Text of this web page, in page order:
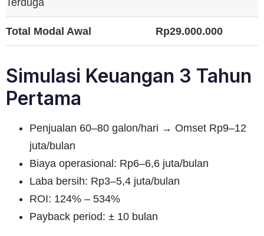
Terduga
Total Modal Awal Rp29.000.000
Simulasi Keuangan 3 Tahun
Pertama
Penjualan 60–80 galon/hari → Omset Rp9–12
juta/bulan
Biaya operasional: Rp6–6,6 juta/bulan
Laba bersih: Rp3–5,4 juta/bulan
ROI: 124% – 534%
Payback period: ± 10 bulan